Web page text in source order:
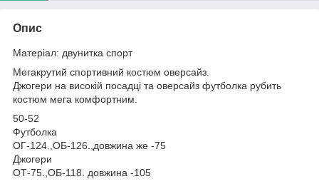
Опис
Матеріал: двунитка спорт
Мегакрутий спортивний костюм оверсайз.
Джогери на високій посадці та оверсайз футболка рубить
костюм мега комфортним.
50-52
Футболка
ОГ-124.,ОБ-126.,довжина же -75
Джогери
ОТ-75.,ОБ-118. довжина -105